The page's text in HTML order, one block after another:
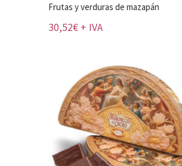
Frutas y verduras de mazapán
30,52€ + IVA